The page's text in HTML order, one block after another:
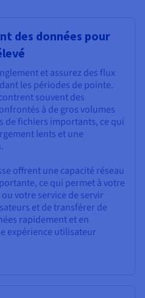
des données pour
et assurez des flux
les périodes de pointe.
souvent des
à de gros volumes
de fichiers importants, ce qui
lents et une
offrent une capacité réseau
ce qui permet à votre
votre service de servir
et de transférer de
rapidement et en
expérience utilisateur